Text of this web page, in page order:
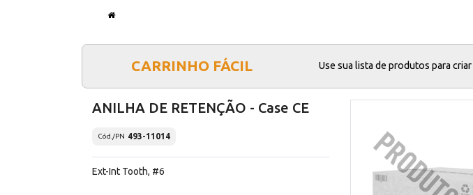
CARRINHO FÁCIL Use sua lista de produtos para
ANILHA DE RETENÇÃO - Case CE
Cód./PN 493-11014
Ext-Int Tooth, #6